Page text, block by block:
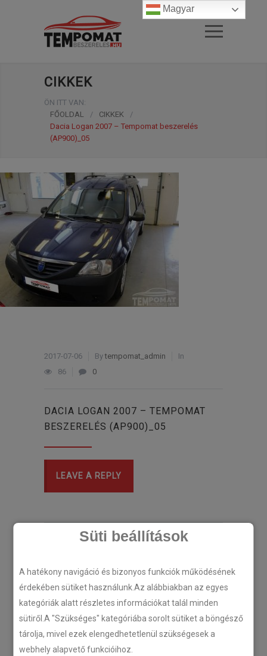
Süti beállítások
A hatékony navigáció és bizonyos funkciók működésének
érdekében sütiket használunk.Az alábbiakban az egyes
kategóriák alatt részletes információkat talál minden
sütiről.A "Szükséges" kategóriába sorolt sütiket a böngésző
tárolja, mivel ezek elengedhetetlenül szükségesek a
webhely alapvető funkcióihoz.
CIKKEK
ÖN ITT VAN:
FŐOLDAL
/ CIKKEK
/
Dacia Logan 2007 – Tempomat beszerelés
(AP900)_05
2017-07-06 Bytempomat_admin
In
86
0
DACIA LOGAN 2007 – TEMPOMAT
BESZERELÉS (AP900)_05
LEAVE A REPLY
LEGÚJABB CIKKEK
Plug’n’Play tempomat ISUZU
N-szériás teherautókhoz
2018-07-26
Magyar